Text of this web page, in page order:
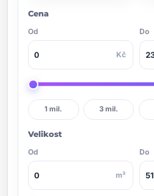
Cena
Od
Kč
Do
1 mil. 3 mil.
Velikost
Od
m²
Do